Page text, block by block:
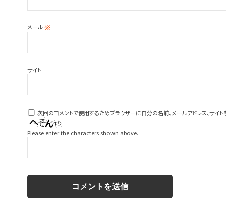
メール※
サイト
次回のコメントで使用するためブラウザーに自分の名前、メールアドレス、サイト
Please enter the characters shown above.